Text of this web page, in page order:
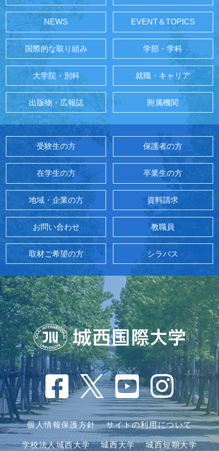
NEWS EVENT＆TOPICS
国際的な取り組み 学部・学科
大学院・別科 就職・キャリア
出版物・広報誌 附属機関
受験生の方 保護者の方
在学生の方 卒業生の方
地域・企業の方 資料請求
お問い合わせ 教職員
取材ご希望の方 シラバス
個人情報保護方針 サイトの利用について
学校法人城西大学 城西大学 城西短期大学